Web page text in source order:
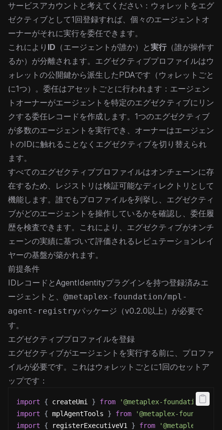
サービスアカウントと考えてください：ウォレットをエグ
ゼクティブとして1回登録すれば、個々のエージェントオ
ーナーがそれに実行を委任できます。
これにより ID （エージェントが誰か）と実行（誰が操作す
るか）が分離されます。エグゼクティブプロファイルはウ
ォレットの公開鍵から派生したPDAです（ウォレットごと
に1つ）。委任はアセットごとに行われます：エージェン
トオーナーがエージェントを特定のエグゼクティブにリン
クする委任レコードを作成します。1つのエグゼクティブ
が多数のエージェントを実行でき、オーナーはエージェン
トのIDに触れることなくエグゼクティブを切り替えられ
ます。
すべてのエグゼクティブプロファイルはオンチェーンに存
在するため、レジストリは検証可能なディレクトリとして
機能します。誰でもプロファイルを列挙し、エグゼクティ
ブがどのエージェントを操作しているかを確認し、委任履
歴を検査できます。これにより、エグゼクティブがオンチ
ェーンの実績に基づいて評価されるレピュテーションレイ
ヤーの基盤が築かれます。
前提条件
IDレコードとAgentIdentityプラグインを持つ登録済みエ
ージェント と、 @metaplex-foundation/mpl-
agent-registryパッケージ（v0.2.0以上）が必要で
す。
エグゼクティブプロファイルを登録
エグゼクティブがエージェントを実行する前に、プロファ
イルが必要です。これはウォレットごとに1回のセットア
ップです：
import { createUmi } from
'@metaplex-foundation/
import
{ mplAgentTools } from
'@metaplex-
import
{ registerExecutiveV1 } from '@metaplex-